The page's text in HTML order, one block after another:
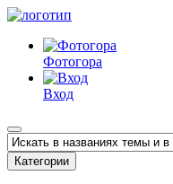
Фотогора
Вход
Категории